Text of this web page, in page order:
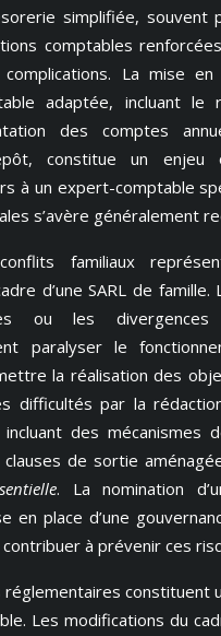
simplifiée, souvent
comptables renforcées
La mise en
adaptée, incluant le
des comptes
constitue un enjeu
à un expert-comptable
s’avère généralement
familiaux
d’une SARL de famille.
ou les
paralyser le
la réalisation des
difficultés par la
incluant des mécanismes
de sortie
. La nomination
en place d’une
à prévenir ces
réglementaires constituent
Les modifications du